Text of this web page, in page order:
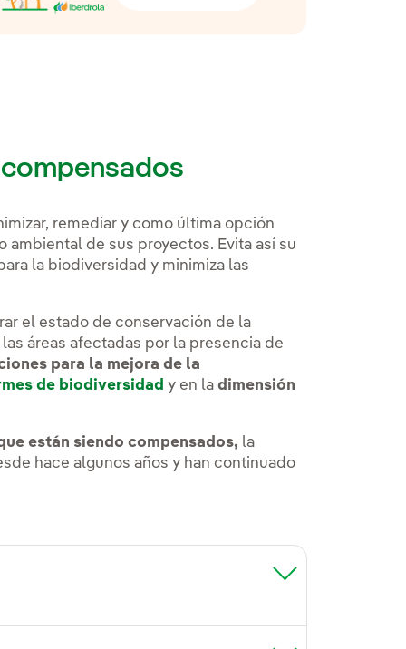
remediar y como última opción
de sus proyectos. Evita así su
la biodiversidad y minimiza las
el estado de conservación de la
áreas afectadas por la presencia de
para la mejora de la
de biodiversidad y en ladimensión
están siendo compensados, la
hace algunos años y han continuado